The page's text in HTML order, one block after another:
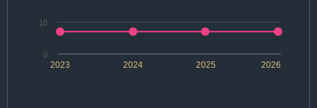
2024 2026
2023 2025
0
10